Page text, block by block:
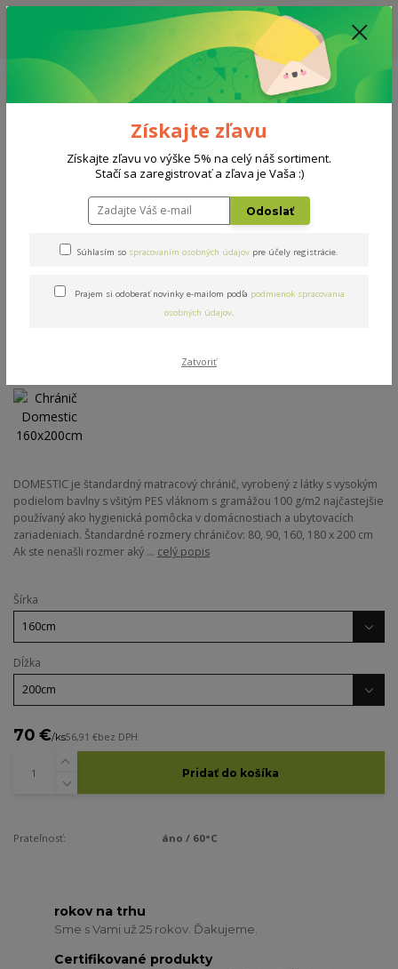
ZĽAVA: VŠETKY VYSTAVENÉ POSTELE ZA 400€ - CENA MATRACU A ROŠTU
PODĽA VÝBERU / DODACIA LEHOTA JE AKTUÁLNE 10-15 PRACOVNÝCH
Menu
0908 777 700 Po-So: 10-18 hod.
0
Doplnky Chránič Domestic 160x200cm
Chránič Domestic 160x200cm
TOP produkt
DOMESTIC je štandardný matracový chránič, vyrobený z látky s vysokým
podielom bavlny s všitým PES vláknom s gramážou 100 g/m2 najčastejšie
používaný ako hygienická pomôcka v domácnostiach a ubytovacích
zariadeniach. Štandardné rozmery chráničov: 80, 90, 160, 180 x 200 cm
Ak ste nenašli rozmer aký ... celý popis
Šírka
Dĺžka
70 €/ks56,91 €bez DPH
Pridať do košíka
Prateľnosť: áno / 60°C
rokov na trhu
Sme s Vami už 25 rokov. Ďakujeme.
Certifikované produkty
Získajte zľavu
Získajte zľavu vo výške 5% na celý náš sortiment.
Stačí sa zaregistrovať a zľava je Vaša :)
Odoslať
Súhlasím so spracovaním osobných údajov pre účely registrácie.
Prajem si odoberať novinky e-mailom podľa podmienok spracovania
osobných údajov.
Zatvoriť